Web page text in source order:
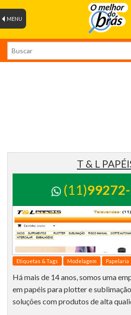
MENU
T & L
(11)
Etiquetas & Tags Modelagem Papelaria
Há mais de 14 anos, somos uma
em papéis para plotter e
soluções com produtos de alta